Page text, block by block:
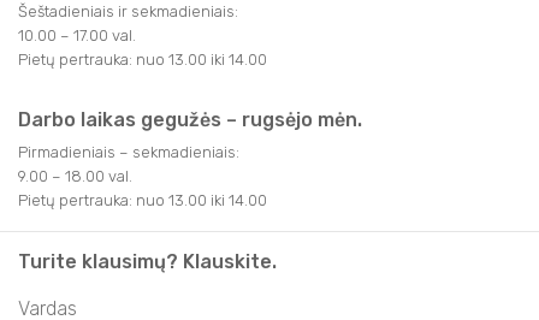
Šeštadieniais ir sekmadieniais:
10.00 – 17.00 val.
Pietų pertrauka: nuo 13.00 iki 14.00
Darbo laikas gegužės – rugsėjo mėn.
Pirmadieniais – sekmadieniais:
9.00 – 18.00 val.
Pietų pertrauka: nuo 13.00 iki 14.00
Turite klausimų? Klauskite.